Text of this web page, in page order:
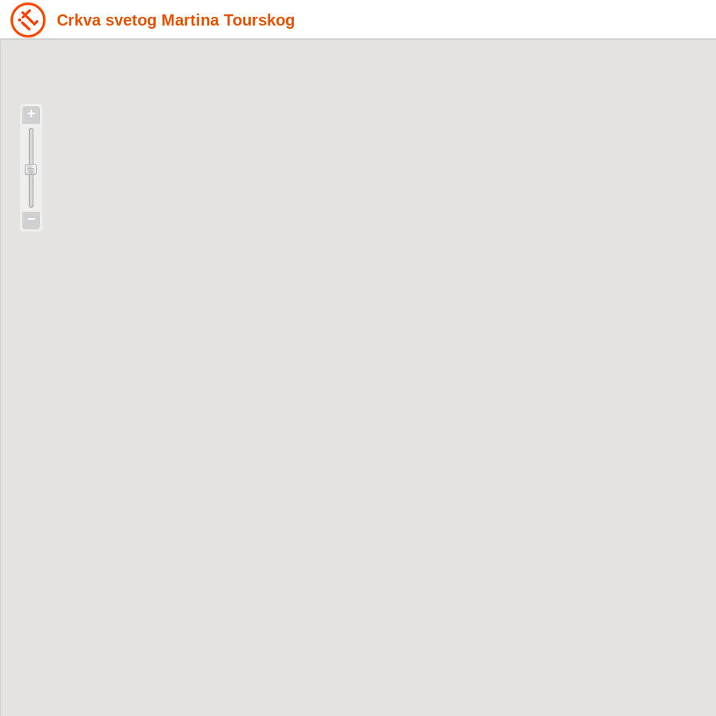
Crkva svetog Martina Tourskog
+
−